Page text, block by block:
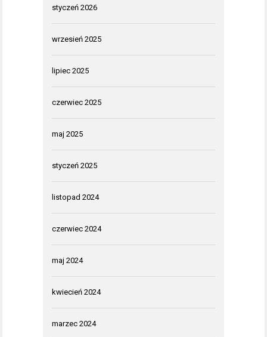
styczeń 2026
wrzesień 2025
lipiec 2025
czerwiec 2025
maj 2025
styczeń 2025
listopad 2024
czerwiec 2024
maj 2024
kwiecień 2024
marzec 2024